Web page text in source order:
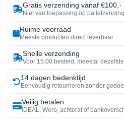
Gratis verzending vanaf €100,-
Niet van toepassing op
Ruime voorraad
Meeste producten direct leverbaar
Snelle verzending
Voor 15:00 besteld, meestal
14 dagen bedenktijd
Eenvoudig retourneren zonder gedoe
Veilig betalen
iDEAL, Wero, achteraf of